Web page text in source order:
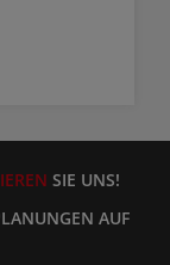
SIE UNS!
AUF